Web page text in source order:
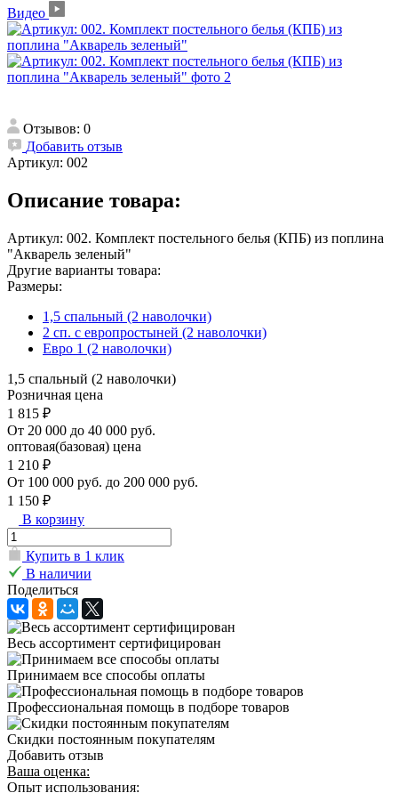
Видео
Отзывов: 0
Добавить отзыв
Артикул: 002
Описание товара:
Артикул: 002. Комплект постельного белья (КПБ) из поплина
"Акварель зеленый"
Другие варианты товара:
Размеры:
1,5 спальный (2 наволочки)
2 сп. с европростыней (2 наволочки)
Евро 1 (2 наволочки)
1,5 спальный (2 наволочки)
Розничная цена
1 815 ₽
От 20 000 до 40 000 руб.
оптовая(базовая) цена
1 210 ₽
От 100 000 руб. до 200 000 руб.
1 150 ₽
В корзину
Купить в 1 клик
В наличии
Поделиться
Весь ассортимент сертифицирован
Принимаем все способы оплаты
Профессиональная помощь в подборе товаров
Скидки постоянным покупателям
Добавить отзыв
Ваша оценка:
Опыт использования: